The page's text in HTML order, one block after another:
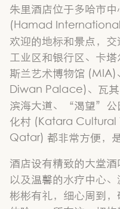
朱里酒店位于多哈市
(Hamad
欢迎的地标和景点，
工业区和银行区、卡
斯兰艺术博物馆
Diwan Palace)、瓦
滨海大道、“渴望”公
化村 (Katara
Qatar) 都非常方便，
酒店设有精致的大堂酒
以及温馨的水疗中心
彬彬有礼，细心周到